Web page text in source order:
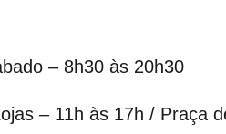
– 8h30 às 20h30
– 11h às 17h / Praça